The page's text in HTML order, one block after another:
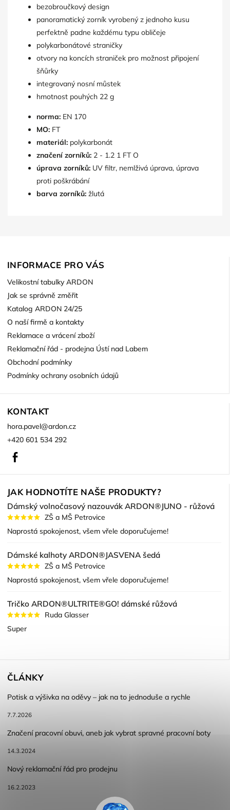
bezobroučkový design
panoramatický zorník vyrobený z jednoho kusu
perfektně padne každému typu obličeje
polykarbonátové straničky
otvory na koncích straniček pro možnost připojení
šňůrky
integrovaný nosní můstek
hmotnost pouhých 22 g
norma: EN 170
MO: FT
materiál: polykarbonát
značení zorníků: 2 - 1.2 1 FT O
úprava zorníků: UV filtr, nemlživá úprava, úprava
proti poškrábání
barva zorníků: žlutá
INFORMACE PRO VÁS
Velikostní tabulky ARDON
Jak se správně změřit
Katalog ARDON 24/25
O naší firmě a kontakty
Reklamace a vrácení zboží
Reklamační řád - prodejna Ústí nad Labem
Obchodní podmínky
Podmínky ochrany osobních údajů
KONTAKT
hora.pavel@ardon.cz
+420 601 534 292
JAK HODNOTÍTE NAŠE PRODUKTY?
Dámský volnočasový nazouvák ARDON®JUNO - růžová
ZŠ a MŠ Petrovice
Naprostá spokojenost, všem vřele doporučujeme!
Dámské kalhoty ARDON®JASVENA šedá
ZŠ a MŠ Petrovice
Naprostá spokojenost, všem vřele doporučujeme!
Tričko ARDON®ULTRITE®GO! dámské růžová
Ruda Glasser
Super
ČLÁNKY
Potisk a výšivka na oděvy – jak na to jednoduše a rychle
7.7.2026
Značení pracovní obuvi, aneb jak vybrat spravné pracovní boty
14.3.2024
Nový reklamační řád pro prodejnu
16.2.2023